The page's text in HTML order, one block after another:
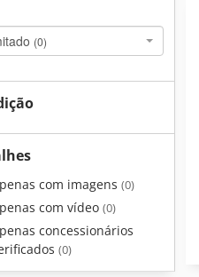
(0)
com imagens (0)
com vídeo (0)
concessionários
(0)